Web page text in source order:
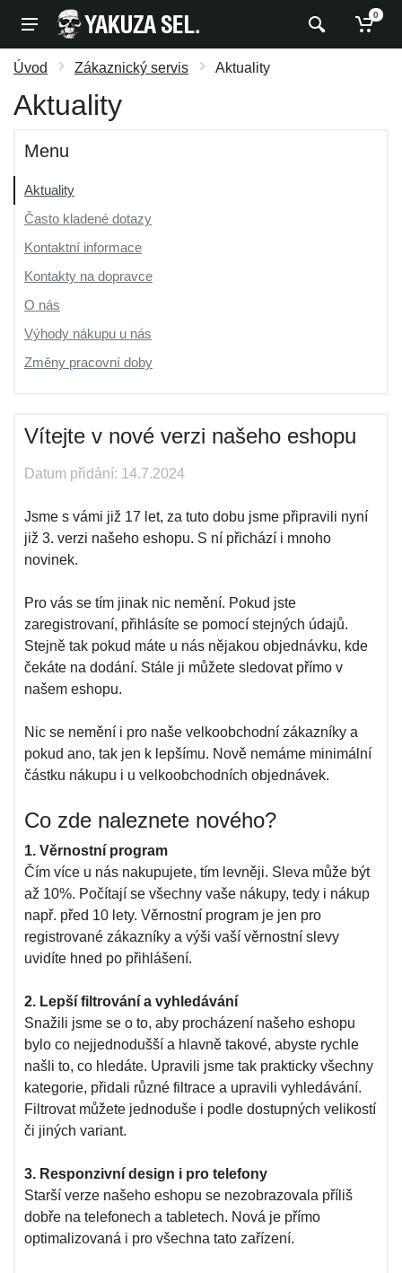
0
Úvod Zákaznický servis Aktuality
Aktuality
Menu
Aktuality
Často kladené dotazy
Kontaktní informace
Kontakty na dopravce
O nás
Výhody nákupu u nás
Změny pracovní doby
Vítejte v nové verzi našeho eshopu
Datum přidání: 14.7.2024
Jsme s vámi již 17 let, za tuto dobu jsme připravili nyní
již 3. verzi našeho eshopu. S ní přichází i mnoho
novinek.
Pro vás se tím jinak nic nemění. Pokud jste
zaregistrovaní, přihlásíte se pomocí stejných údajů.
Stejně tak pokud máte u nás nějakou objednávku, kde
čekáte na dodání. Stále ji můžete sledovat přímo v
našem eshopu.
Nic se nemění i pro naše velkoobchodní zákazníky a
pokud ano, tak jen k lepšímu. Nově nemáme minimální
částku nákupu i u velkoobchodních objednávek.
Co zde naleznete nového?
1. Věrnostní program
Čím více u nás nakupujete, tím levněji. Sleva může být
až 10%. Počítají se všechny vaše nákupy, tedy i nákup
např. před 10 lety. Věrnostní program je jen pro
registrované zákazníky a výši vaší věrnostní slevy
uvidíte hned po přihlášení.
2. Lepší filtrování a vyhledávání
Snažili jsme se o to, aby procházení našeho eshopu
bylo co nejjednodušší a hlavně takové, abyste rychle
našli to, co hledáte. Upravili jsme tak prakticky všechny
kategorie, přidali různé filtrace a upravili vyhledávání.
Filtrovat můžete jednoduše i podle dostupných velikostí
či jiných variant.
3. Responzivní design i pro telefony
Starší verze našeho eshopu se nezobrazovala příliš
dobře na telefonech a tabletech. Nová je přímo
optimalizovaná i pro všechna tato zařízení.